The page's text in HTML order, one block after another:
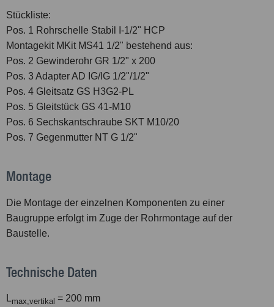
Stückliste:
Pos. 1 Rohrschelle Stabil I-1/2" HCP
Montagekit MKit MS41 1/2" bestehend aus:
Pos. 2 Gewinderohr GR 1/2" x 200
Pos. 3 Adapter AD IG/IG 1/2"/1/2"
Pos. 4 Gleitsatz GS H3G2-PL
Pos. 5 Gleitstück GS 41-M10
Pos. 6 Sechskantschraube SKT M10/20
Pos. 7 Gegenmutter NT G 1/2"
Montage
Die Montage der einzelnen Komponenten zu einer
Baugruppe erfolgt im Zuge der Rohrmontage auf der
Baustelle.
Technische Daten
Lmax,vertikal = 200 mm